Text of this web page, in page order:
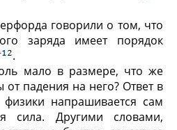
говорили о том, что
заряда имеет порядок
.
мало в размере, что же
от падения на него? Ответ в
физики напрашивается сам
сила. Другими словами,